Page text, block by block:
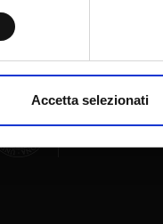
dalla
i quali potrebbero
Accetta selezionati